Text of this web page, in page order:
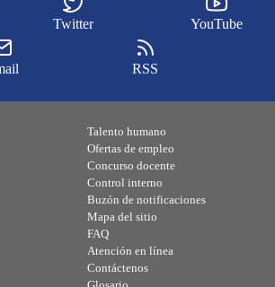
Twitter YouTube
RSS
Talento humano
Ofertas de empleo
Concurso docente
Control interno
Buzón de notificaciones
Mapa del sitio
FAQ
Atención en línea
Contáctenos